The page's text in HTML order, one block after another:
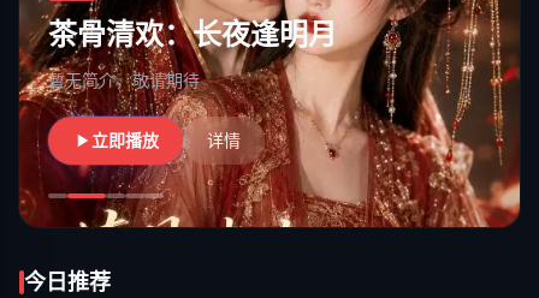
茶骨清欢：长夜逢明月
暂无简介，敬请期待
立即播放 详情
今日推荐